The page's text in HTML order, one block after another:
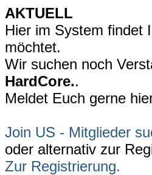
AKTUELL
Hier im System findet
möchtet.
Wir suchen noch
HardCore..
Meldet Euch gerne
Join US - Mitglieder
oder alternativ zur
Zur Registrierung.